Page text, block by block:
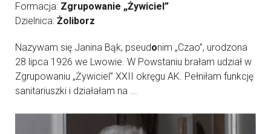
Formacja: Zgrupowanie „Żywiciel”
Dzielnica: Żoliborz
Nazywam się Janina Bąk, pseudonim „Czao”, urodzona
28 lipca 1926 we Lwowie. W Powstaniu brałam udział w
Zgrupowaniu „Żywiciel” XXII okręgu AK. Pełniłam funkcję
sanitariuszki i działałam na ...